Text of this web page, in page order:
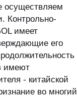
осуществляем
Контрольно-
имеет
его
имеют
- китайской
во многий